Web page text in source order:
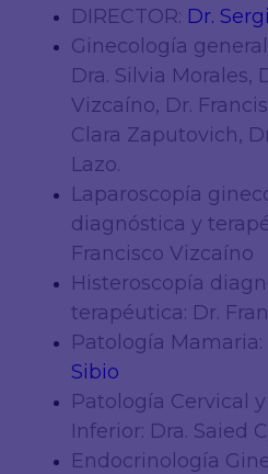
DIRECTOR: Dr.
Ginecología
Dra. Silvia Morales,
Vizcaíno, Dr.
Clara Zaputovich,
Lazo.
Laparoscopía
diagnóstica y
Francisco Vizcaíno
Histeroscopía
terapéutica: Dr.
Patología Mamaria:
Sibio
Patología Cervical
Inferior: Dra. Saied
Endocrinología